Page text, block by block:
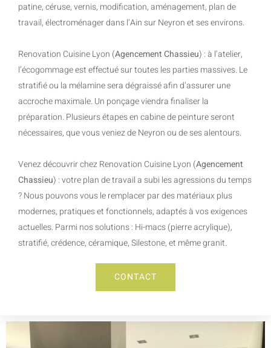
patine, céruse, vernis, modification, aménagement, plan de
travail, électroménager dans l’Ain sur Neyron et ses environs.
Renovation Cuisine Lyon (Agencement Chassieu) : à l’atelier,
l’écogommage est effectué sur toutes les parties massives. Le
stratifié ou la mélamine sera dégraissé afin d’assurer une
accroche maximale. Un ponçage viendra finaliser la
préparation. Plusieurs étapes en cabine de peinture seront
nécessaires, que vous veniez de Neyron ou de ses alentours.
Venez découvrir chez Renovation Cuisine Lyon (Agencement
Chassieu) : votre plan de travail a subi les agressions du temps
? Nous pouvons vous le remplacer par des matériaux plus
modernes, pratiques et fonctionnels, adaptés à vos exigences
actuelles. Parmi nos solutions : Hi-macs (pierre acrylique),
stratifié, crédence, céramique, Silestone, et même granit.
CONTACT